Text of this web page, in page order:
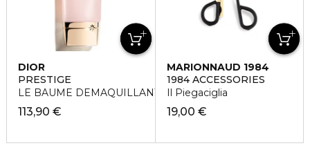
DIOR
PRESTIGE
LE BAUME DEMAQUILLANT
113,90 €
MARIONNAUD 1984
1984 ACCESSORIES
Il Piegaciglia
19,00 €